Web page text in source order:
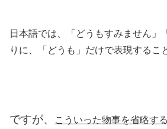
日本語では、「どうもすみません」
りに、「どうも」だけで表現するこ
ですが、
こういった物事を省略す